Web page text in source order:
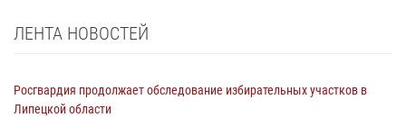
ЛЕНТА НОВОСТЕЙ
Росгвардия продолжает обследование избирательных участков в
Липецкой области